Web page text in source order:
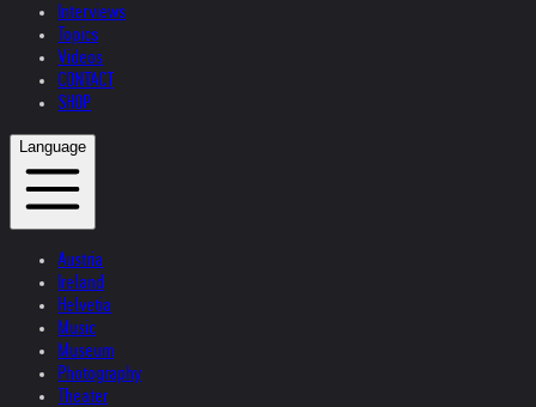
Interviews
Topics
Videos
CONTACT
SHOP
Language
Austria
Ireland
Helvetia
Music
Museum
Photography
Theater